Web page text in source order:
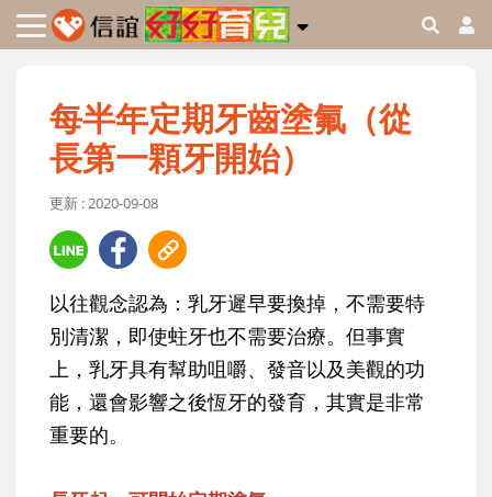
每半年定期牙齒塗氟（從
長第一顆牙開始）
更新 : 2020-09-08
以往觀念認為：乳牙遲早要換掉，不需要特
別清潔，即使蛀牙也不需要治療。但事實
上，乳牙具有幫助咀嚼、發音以及美觀的功
能，還會影響之後恆牙的發育，其實是非常
重要的。